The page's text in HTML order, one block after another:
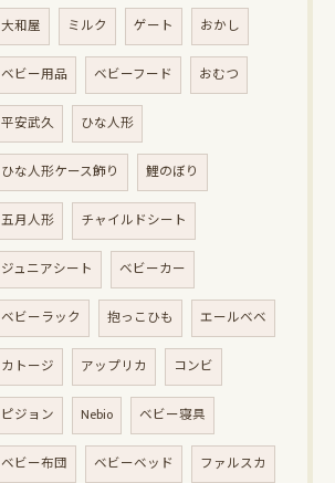
大和屋 ミルク ゲート おかし
ベビー用品 ベビーフード おむつ
平安武久 ひな人形
ひな人形ケース飾り 鯉のぼり
五月人形 チャイルドシート
ジュニアシート ベビーカー
ベビーラック 抱っこひも エールベベ
カトージ アップリカ コンビ
ピジョン Nebio ベビー寝具
ベビー布団 ベビーベッド ファルスカ